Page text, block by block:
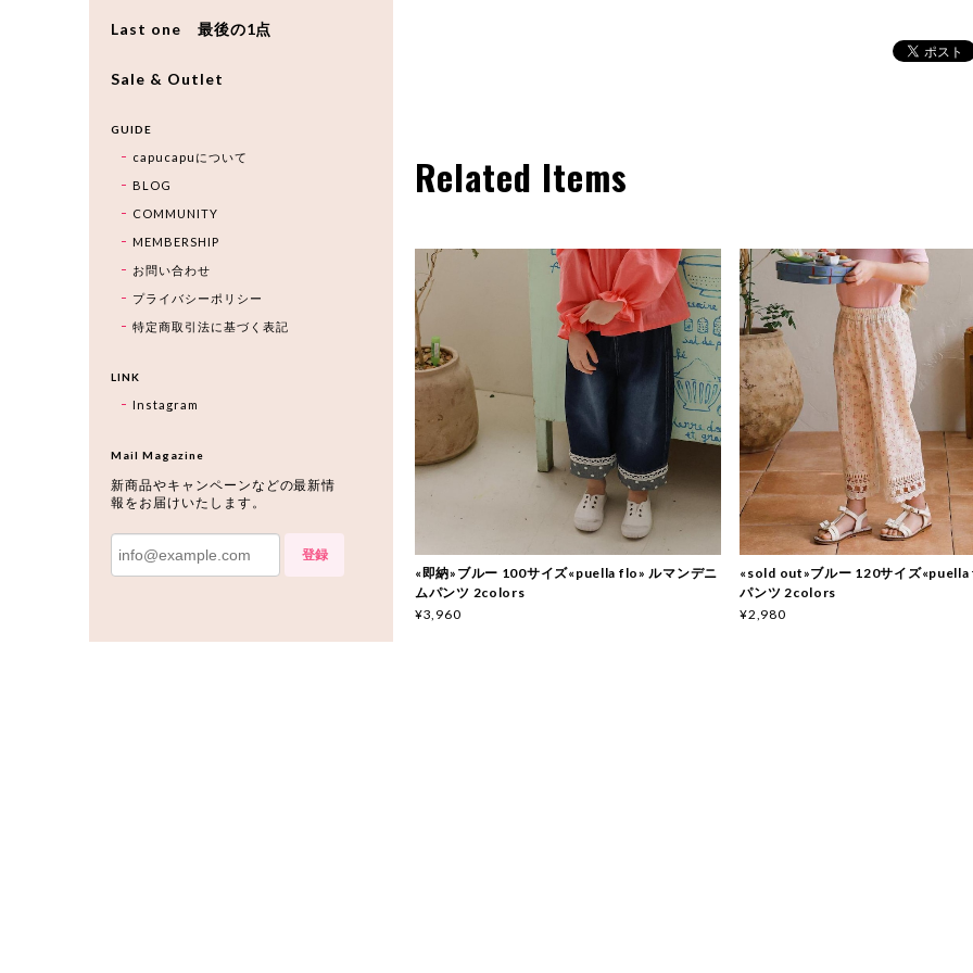
Related Items
«即納»ブルー 100サイズ«puella flo» ルマンデニ
ムパンツ 2colors
¥3,960
«sold out»ブルー 120サイズ«puella
パンツ 2colors
¥2,980
Last one 最後の1点
Sale & Outlet
GUIDE
capucapuについて
BLOG
COMMUNITY
MEMBERSHIP
お問い合わせ
プライバシーポリシー
特定商取引法に基づく表記
LINK
Instagram
Mail Magazine
新商品やキャンペーンなどの最新情
報をお届けいたします。
登録